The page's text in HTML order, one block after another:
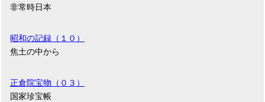
非常時日本
昭和の記録（１０）
焦土の中から
正倉院宝物（０３）
国家珍宝帳